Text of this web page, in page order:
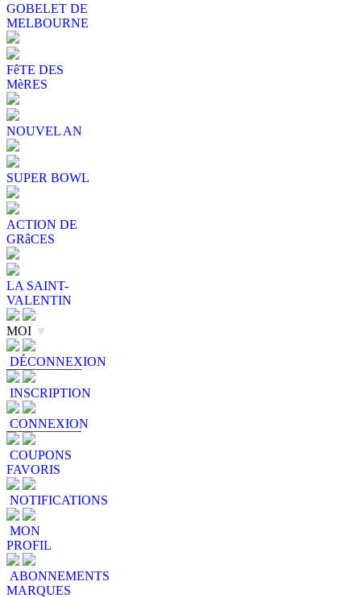
GOBELET DE
MELBOURNE
FêTE DES
MèRES
NOUVEL AN
SUPER BOWL
ACTION DE
GRâCES
LA SAINT-
VALENTIN
MOI ▼
DÉCONNEXION
INSCRIPTION
CONNEXION
COUPONS
FAVORIS
NOTIFICATIONS
MON
PROFIL
ABONNEMENTS
MARQUES